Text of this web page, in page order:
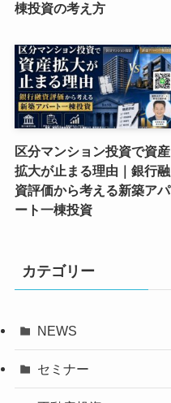
棟投資の考え方
区分マンション投資で資産
拡大が止まる理由｜銀行融
資評価から考える新築アパ
ート一棟投資
カテゴリー
NEWS
セミナー